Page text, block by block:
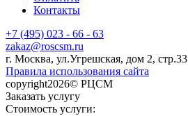
Контакты
+7 (495) 023 - 66 - 63
zakaz@roscsm.ru
г. Москва, ул.Угрешская, дом 2, стр.33
Правила использования сайта
copyright2026© РЦСМ
Заказать услугу
Стоимость услуги: